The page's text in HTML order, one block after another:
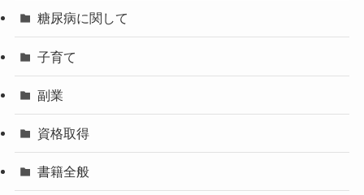
糖尿病に関して
子育て
副業
資格取得
書籍全般